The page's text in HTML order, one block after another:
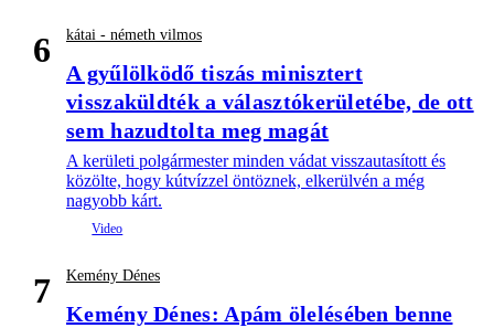
6 kátai - németh vilmos
A gyűlölködő tiszás minisztert
visszaküldték a választókerületébe, de ott
sem hazudtolta meg magát
A kerületi polgármester minden vádat visszautasított és
közölte, hogy kútvízzel öntöznek, elkerülvén a még
nagyobb kárt.
7 Kemény Dénes
Kemény Dénes: Apám ölelésében benne